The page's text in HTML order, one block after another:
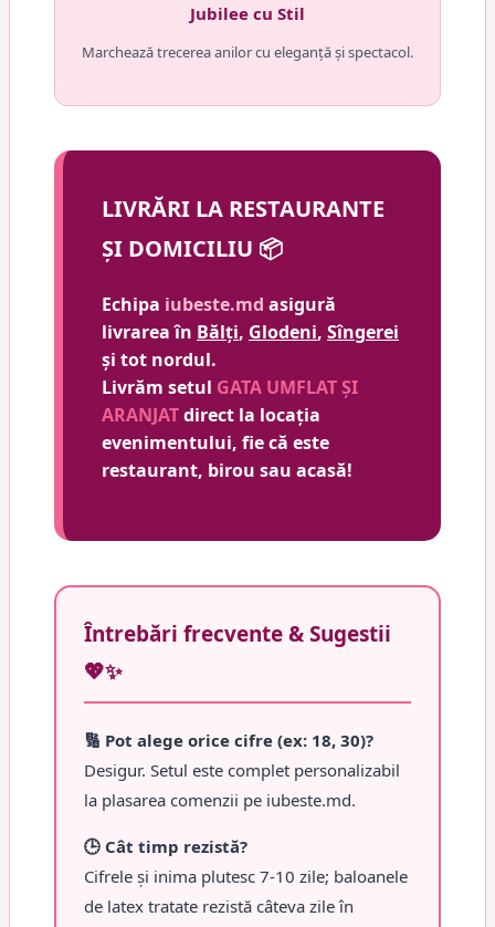
Jubilee cu Stil
Marchează trecerea anilor cu eleganță și spectacol.
LIVRĂRI LA RESTAURANTE
ȘI DOMICILIU 📦
Echipa iubeste.md asigură
livrarea în Bălți, Glodeni, Sîngerei
și tot nordul.
Livrăm setul GATA UMFLAT ȘI
ARANJATdirect la locația
evenimentului, fie că este
restaurant, birou sau acasă!
Întrebări frecvente & Sugestii
💖✨
🔢 Pot alege orice cifre (ex: 18, 30)?
Desigur. Setul este complet personalizabil
la plasarea comenzii pe iubeste.md.
🕒 Cât timp rezistă?
Cifrele și inima plutesc 7-10 zile; baloanele
de latex tratate rezistă câteva zile în